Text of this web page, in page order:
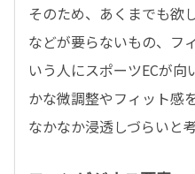
そのため、あくまでも欲
などが要らないもの、フ
いう人にスポーツECが向
かな微調整やフィット感
なかなか浸透しづらいと